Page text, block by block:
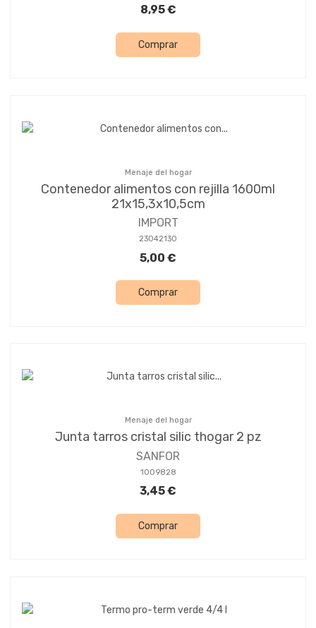
8,95 €
Comprar
Menaje del hogar
Contenedor alimentos con rejilla 1600ml
21x15,3x10,5cm
IMPORT
23042130
5,00 €
Comprar
Menaje del hogar
Junta tarros cristal silic thogar 2 pz
SANFOR
1009828
3,45 €
Comprar